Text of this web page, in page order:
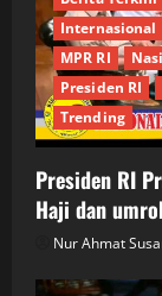
Internasional
MPR RI
Presiden RI
Trending
Presiden RI
Haji dan
Nur Ahmat